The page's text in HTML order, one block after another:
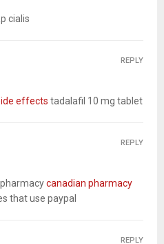
cialis
effects tadalafil 10 mg tablet
REPLY
canadian pharmacy
that use paypal
REPLY
REPLY